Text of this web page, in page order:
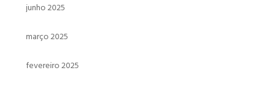
junho 2025
março 2025
fevereiro 2025